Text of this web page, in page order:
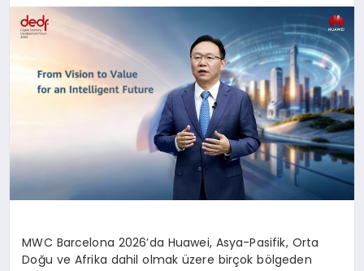
MAGAZIN
YAŞAM
MWC Barcelona 2026’da Huawei, Asya-Pasifik, Orta
Doğu ve Afrika dahil olmak üzere birçok bölgeden